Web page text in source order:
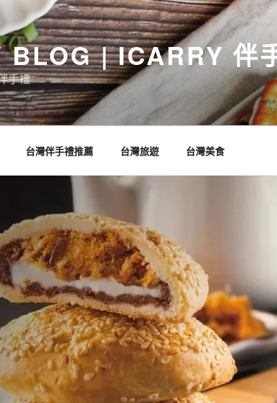
BLOG | ICARRY 伴
手禮
台灣伴手禮推薦 台灣旅遊 台灣美食